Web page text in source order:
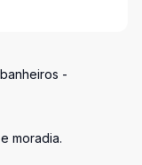
-
moradia.